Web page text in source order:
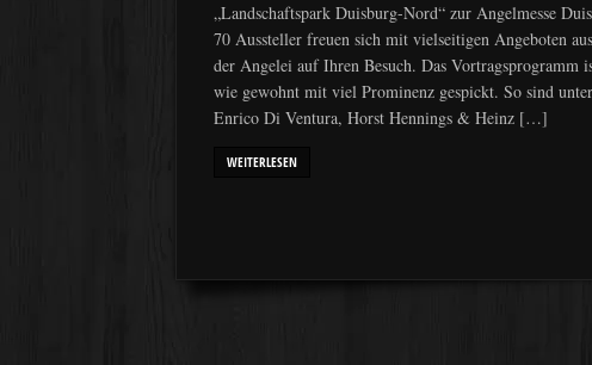
„Landschaftspark Duisburg-Nord“ zur Angelmesse
70 Aussteller freuen sich mit vielseitigen Angeboten
der Angelei auf Ihren Besuch. Das Vortragsprogramm
wie gewohnt mit viel Prominenz gespickt. So sind
Enrico Di Ventura, Horst Hennings & Heinz […]
WEITERLESEN